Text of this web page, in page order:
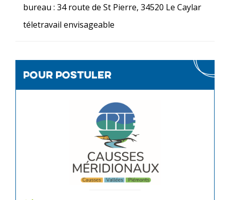
bureau : 34 route de St Pierre, 34520 Le Caylar
téletravail envisageable
Pour postuler